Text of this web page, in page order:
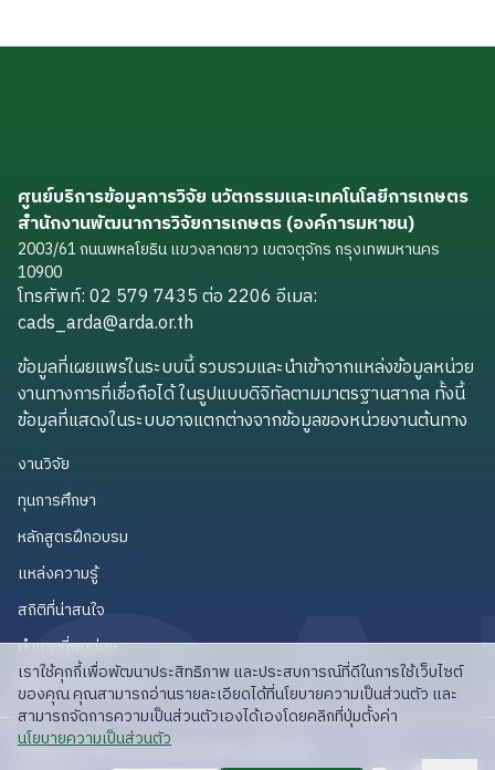
ศูนย์บริการข้อมูลการวิจัย นวัตกรรมและเทคโนโลยีการเกษตร
สำนักงานพัฒนาการวิจัยการเกษตร (องค์การมหาชน)
2003/61 ถนนพหลโยธิน แขวงลาดยาว เขตจตุจักร กรุงเทพมหานคร
10900
โทรศัพท์: 02 579 7435 ต่อ 2206 อีเมล:
cads_arda@arda.or.th
ข้อมูลที่เผยแพร่ในระบบนี้ รวบรวมและนำเข้าจากแหล่งข้อมูลหน่วย
งานทางการที่เชื่อถือได้ ในรูปแบบดิจิทัลตามมาตรฐานสากล ทั้งนี้
ข้อมูลที่แสดงในระบบอาจแตกต่างจากข้อมูลของหน่วยงานต้นทาง
งานวิจัย
ทุนการศึกษา
หลักสูตรฝึกอบรม
แหล่งความรู้แหล่งความรู้
สถิติที่น่าสนใจ
คำถามที่พบบ่อยคำถามที่พบบ่อย
API สำหรับนักพัฒนาAPI สำหรับนักพัฒนา
ลิขสิทธิ์ © 2025 สวก: สำนักงานพัฒนาการวิจัย
เราใช้คุกกี้เพื่อพัฒนาประสิทธิภาพ และประสบการณ์ที่ดีในการใช้เว็บไซต์
ของคุณ คุณสามารถอ่านรายละเอียดได้ที่นโยบายความเป็นส่วนตัว และ
สามารถจัดการความเป็นส่วนตัวเองได้เองโดยคลิกที่ปุ่มตั้งค่า
read privacy policy
นโยบายความเป็นส่วนตัว